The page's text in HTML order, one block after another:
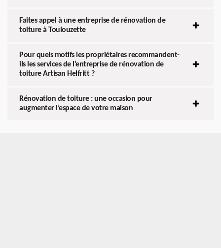
Faites appel à une entreprise de rénovation de
toiture à Toulouzette
Pour quels motifs les propriétaires recommandent-
ils les services de l’entreprise de rénovation de
toiture Artisan Helfritt ?
Rénovation de toiture : une occasion pour
augmenter l’espace de votre maison